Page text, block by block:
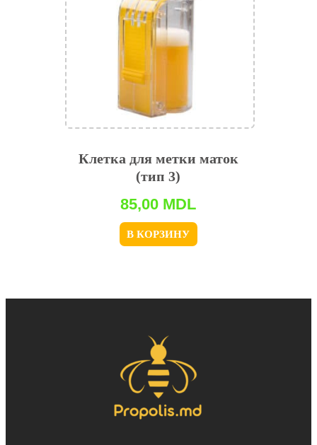
Клетка для метки маток
(тип 3)
85,00 MDL
В КОРЗИНУ